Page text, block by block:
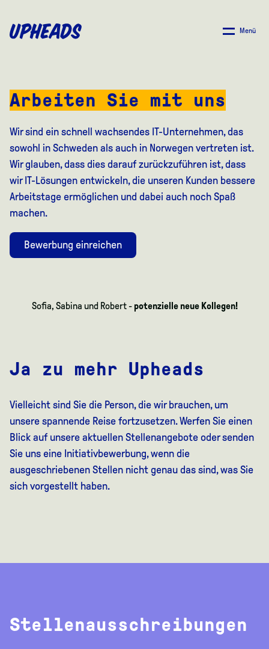
SPRINGEN
Menü
Arbeiten Sie mit uns
Wir sind ein schnell wachsendes IT-Unternehmen, das
sowohl in Schweden als auch in Norwegen vertreten ist.
Wir glauben, dass dies darauf zurückzuführen ist, dass
wir IT-Lösungen entwickeln, die unseren Kunden bessere
Arbeitstage ermöglichen und dabei auch noch Spaß
machen.
Bewerbung einreichen
Ja zu mehr Upheads
Vielleicht sind Sie die Person, die wir brauchen, um
unsere spannende Reise fortzusetzen. Werfen Sie einen
Blick auf unsere aktuellen Stellenangebote oder senden
Sie uns eine Initiativbewerbung, wenn die
ausgeschriebenen Stellen nicht genau das sind, was Sie
sich vorgestellt haben.
Sofia, Sabina und Robert - potenzielle neue Kollegen!
Stellenausschreibungen